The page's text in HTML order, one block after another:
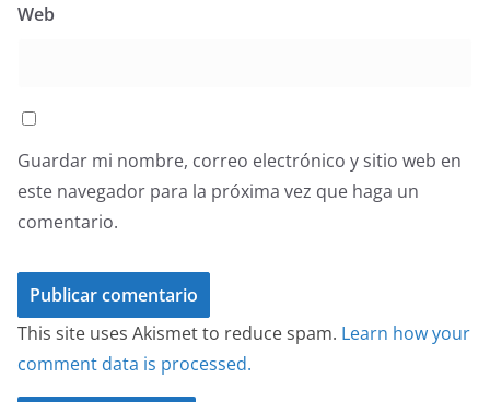
Web
Guardar mi nombre, correo electrónico y sitio web en
este navegador para la próxima vez que haga un
comentario.
This site uses Akismet to reduce spam. Learn how your
comment data is processed.